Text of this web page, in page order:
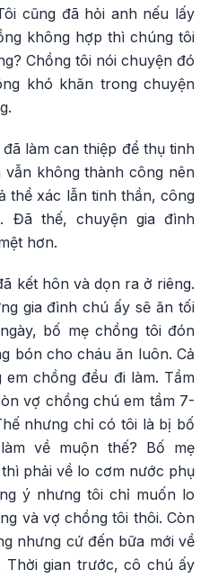
cũng đã hỏi anh nếu lấy
không hợp thì chúng tôi
Chồng tôi nói chuyện đó
khó khăn trong chuyện
làm can thiệp để thụ tinh
không thành công nên
thể xác lẫn tinh thần, công
Đã thế, chuyện gia đình
hơn.
kết hôn và dọn ra ở riêng.
gia đình chú ấy sẽ ăn tối
bố mẹ chồng tôi đón
bón cho cháu ăn luôn. Cả
chồng đều đi làm. Tầm
vợ chồng chú em tầm 7-
nhưng chỉ có tôi là bị bố
về muộn thế? Bố mẹ
phải về lo cơm nước phụ
ý nhưng tôi chỉ muốn lo
và vợ chồng tôi thôi. Còn
nhưng cứ đến bữa mới về
Thời gian trước, cô chú ấy